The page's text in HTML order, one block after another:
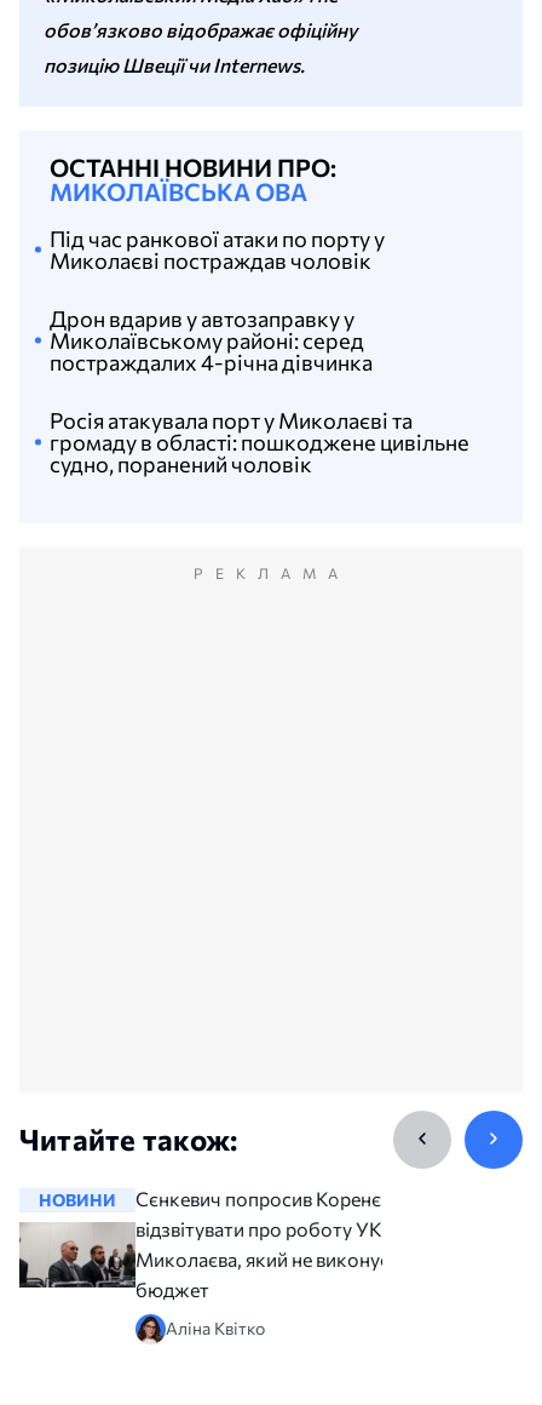
обов’язково відображає офіційну
позицію Швеції чи Internews.
ОСТАННІ НОВИНИ ПРО:
МИКОЛАЇВСЬКА ОВА
Росія атакувала порт у Миколаєві та
громаду в області: пошкоджене цивільне
судно, поранений чоловік
Дрон вдарив у автозаправку у
Миколаївському районі: серед
постраждалих 4-річна дівчинка
Під час ранкової атаки по порту у
Миколаєві постраждав чоловік
РЕКЛАМА
Читайте також:
НОВИНИ
Сєнкевич попросив Коренєва
відзвітувати про роботу УКБ
Миколаєва, який не виконує
бюджет
Аліна Квітко